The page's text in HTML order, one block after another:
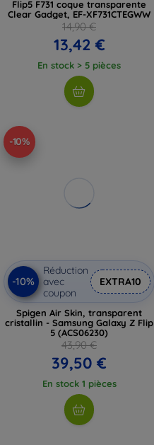
Flip5 F731 coque transparente
Clear Gadget, EF-XF731CTEGWW
14,90 €
13,42 €
En stock > 5 pièces
-10%
-10%
Réduction
avec
coupon
EXTRA10
Spigen Air Skin, transparent
cristallin - Samsung Galaxy Z Flip
5 (ACS06230)
43,90 €
39,50 €
En stock 1 pièces